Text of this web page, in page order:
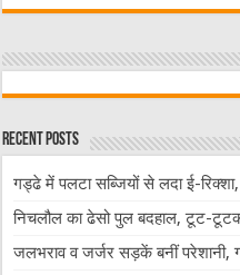
Recent Posts
गड्ढे में पलटा सब्जियों से लदा ई-
निचलौल का ढेसो पुल बदहाल, टूट-
जलभराव व जर्जर सड़कें बनीं परेशानी,